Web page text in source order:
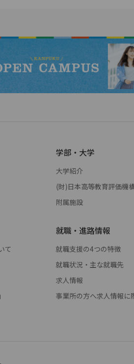
て
学部・大学
大学紹介
(財)日本高等教育評価機
附属施設
就職・進路情報
就職支援の4つの特徴
就職状況・主な就職先
求人情報
事業所の方へ求人情報に